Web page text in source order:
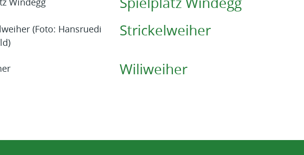
Strickelweiher
Wiliweiher